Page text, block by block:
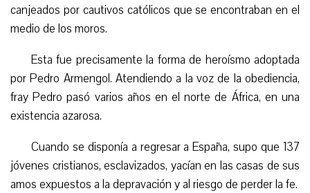
canjeados por cautivos católicos que se encontraban en el
medio de los moros.
Esta fue precisamente la forma de heroísmo adoptada
por Pedro Armengol. Atendiendo a la voz de la obediencia,
fray Pedro pasó varios años en el norte de África, en una
existencia azarosa.
Cuando se disponía a regresar a España, supo que 137
jóvenes cristianos, esclavizados, yacían en las casas de sus
amos expuestos a la depravación y al riesgo de perder la fe.